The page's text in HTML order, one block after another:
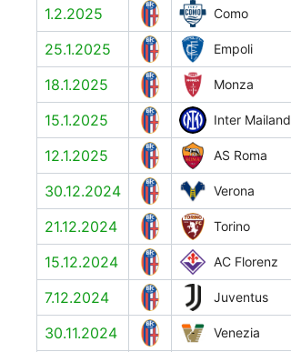
1.2.2025
Como
25.1.2025
Empoli
18.1.2025
Monza
15.1.2025
Inter Mailand
12.1.2025
AS Roma
30.12.2024
Verona
21.12.2024
Torino
15.12.2024
AC Florenz
7.12.2024
Juventus
30.11.2024
Venezia